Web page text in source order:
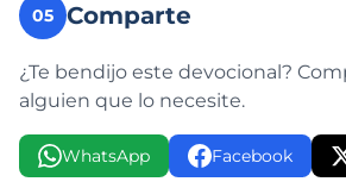
05 Comparte
¿Te bendijo este devocional?
alguien que lo necesite.
WhatsApp Facebook